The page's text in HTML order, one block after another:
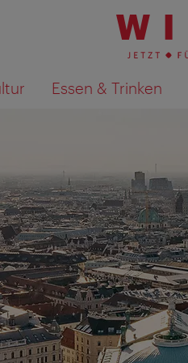
Essen & Trinken